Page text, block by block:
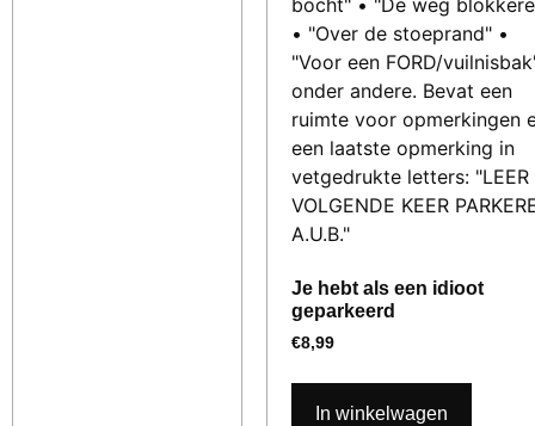
Je hebt als een idioot
geparkeerd
€8,99
In winkelwagen